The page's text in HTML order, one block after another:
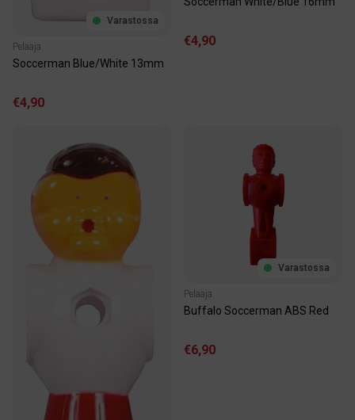
Varastossa
Pelaaja
Soccerman Blue/White 13mm
€4,90
€4,90
Varastossa
Pelaaja
Buffalo Soccerman ABS Red
€6,90